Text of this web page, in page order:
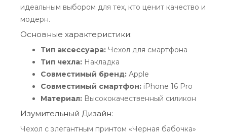
идеальным выбором для тех, кто ценит качество и
модерн.
Основные характеристики:
Тип аксессуара: Чехол для смартфона
Тип чехла: Накладка
Совместимый бренд: Apple
Совместимый смартфон: iPhone 16 Pro
Материал: Высококачественный силикон
Изумительный Дизайн:
Чехол с элегантным принтом «Черная бабочка»